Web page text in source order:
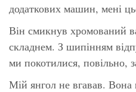
додаткових машин, мені
Він смикнув хромований
складнем. З шипінням
ми покотилися, повільно,
Мій янгол не вгавав. Вона